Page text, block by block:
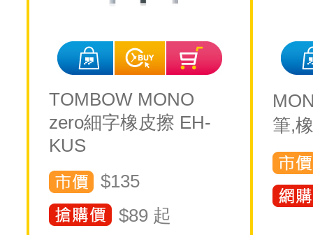
TOMBOW MONO
zero細字橡皮擦 EH-
KUS
$135
$89 起
筆,